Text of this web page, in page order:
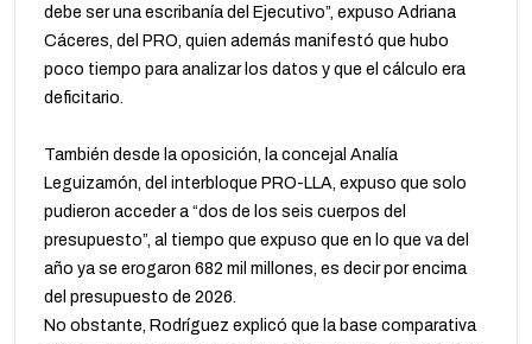
debe ser una escribanía del Ejecutivo”, expuso Adriana
Cáceres, del PRO, quien además manifestó que hubo
poco tiempo para analizar los datos y que el cálculo era
deficitario.
También desde la oposición, la concejal Analía
Leguizamón, del interbloque PRO-LLA, expuso que solo
pudieron acceder a “dos de los seis cuerpos del
presupuesto”, al tiempo que expuso que en lo que va del
año ya se erogaron 682 mil millones, es decir por encima
del presupuesto de 2026.
No obstante, Rodríguez explicó que la base comparativa